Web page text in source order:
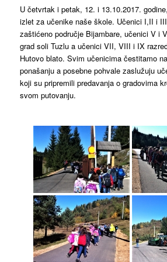
U četvrtak i petak, 12. i 13.10.2017.
izlet za učenike naše škole. Učenici I,II i
zaštićeno područje Bijambare, učenici V i
grad soli Tuzlu a učenici VII, VIII i IX
Hutovo blato. Svim učenicima čestitamo
ponašanju a posebne pohvale zaslužuju
koji su pripremili predavanja o gradovima
svom putovanju.